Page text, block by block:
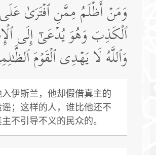
وَمَنۡ أَظۡلَمُ مِمَّنِ ٱفۡتَرَىٰ عَلَى
ٱلۡكَذِبَ وَهُوَ یُدۡعَىٰۤ إِلَى
وَٱللَّهُ لَا یَهۡدِی ٱلۡقَوۡمَ
伊斯兰，他却假借真主的
；这样的人，谁比他还不
不引导不义的民众的。